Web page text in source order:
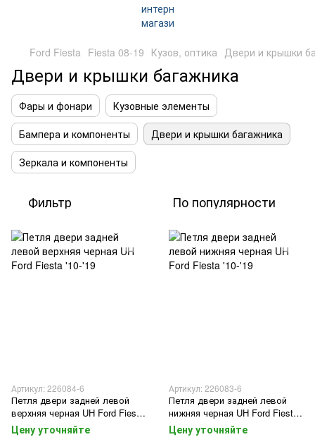
Ford Fiesta Fiesta 08-19 Кузов, оптика Двери и крышки
Двери и крышки багажника
Фары и фонари
Кузовные элементы
Бампера и компоненты
Двери и крышки багажника
Зеркала и компоненты
Фильтр По популярности
Артикул: 226084-6
Петля двери задней левой
верхняя черная UH Ford Fiesta
'10-'19
Цену уточняйте
Артикул: 226083-6
Петля двери задней левой
нижняя черная UH Ford Fiesta
'10-'19
Цену уточняйте